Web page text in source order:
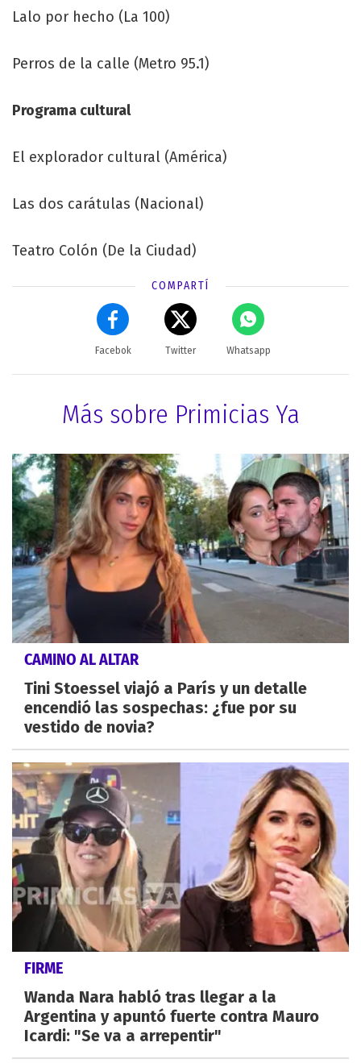
Lalo por hecho (La 100)
Perros de la calle (Metro 95.1)
Programa cultural
El explorador cultural (América)
Las dos carátulas (Nacional)
Teatro Colón (De la Ciudad)
COMPARTÍ
Facebok Twitter Whatsapp
Más sobre Primicias Ya
CAMINO AL ALTAR
Tini Stoessel viajó a París y un detalle
encendió las sospechas: ¿fue por su
vestido de novia?
FIRME
Wanda Nara habló tras llegar a la
Argentina y apuntó fuerte contra Mauro
Icardi: "Se va a arrepentir"